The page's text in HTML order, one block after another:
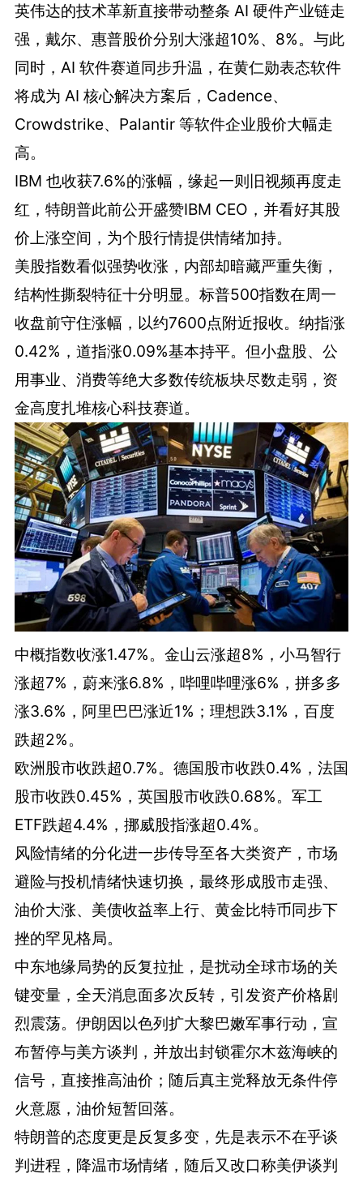
英伟达的技术革新直接带动整条 AI 硬件产业链走
强，戴尔、惠普股价分别大涨超10%、8%。与此
同时，AI 软件赛道同步升温，在黄仁勋表态软件
将成为 AI 核心解决方案后，Cadence、
Crowdstrike、Palantir 等软件企业股价大幅走
高。
IBM 也收获7.6%的涨幅，缘起一则旧视频再度走
红，特朗普此前公开盛赞IBM CEO，并看好其股
价上涨空间，为个股行情提供情绪加持。
美股指数看似强势收涨，内部却暗藏严重失衡，
结构性撕裂特征十分明显。标普500指数在周一
收盘前守住涨幅，以约7600点附近报收。纳指涨
0.42%，道指涨0.09%基本持平。但小盘股、公
用事业、消费等绝大多数传统板块尽数走弱，资
金高度扎堆核心科技赛道。
中概指数收涨1.47%。金山云涨超8%，小马智行
涨超7%，蔚来涨6.8%，哔哩哔哩涨6%，拼多多
涨3.6%，阿里巴巴涨近1%；理想跌3.1%，百度
跌超2%。
欧洲股市收跌超0.7%。德国股市收跌0.4%，法国
股市收跌0.45%，英国股市收跌0.68%。军工
ETF跌超4.4%，挪威股指涨超0.4%。
风险情绪的分化进一步传导至各大类资产，市场
避险与投机情绪快速切换，最终形成股市走强、
油价大涨、美债收益率上行、黄金比特币同步下
挫的罕见格局。
中东地缘局势的反复拉扯，是扰动全球市场的关
键变量，全天消息面多次反转，引发资产价格剧
烈震荡。伊朗因以色列扩大黎巴嫩军事行动，宣
布暂停与美方谈判，并放出封锁霍尔木兹海峡的
信号，直接推高油价；随后真主党释放无条件停
火意愿，油价短暂回落。
特朗普的态度更是反复多变，先是表示不在乎谈
判进程，降温市场情绪，随后又改口称美伊谈判